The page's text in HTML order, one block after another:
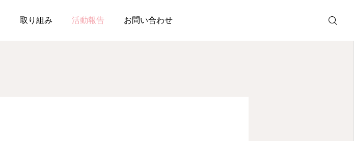
取り組み 活動報告 お問い合わせ